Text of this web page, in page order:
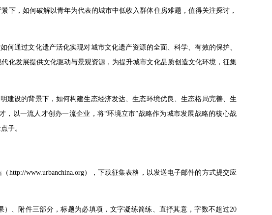
下，如何破解以青年为代表的城市中低收入群体住房难题，值得关注探讨，
何通过文化遗产活化实现对城市文化遗产资源的全面、科学、有效的保护、
化发展提供文化驱动与景观资源，为提升城市文化品质创造文化环境，征集
建设的背景下，如何构建生态经济发达、生态环境优良、生态格局完善、生
以一流人才创办一流企业，将“环境立市”战略作为城市发展战略的核心战
子。
http://www.urbanchina.org），下载征集表格，以发送电子邮件的方式提交应
、附件三部分，标题为必填项，文字凝练简练、直抒其意，字数不超过20